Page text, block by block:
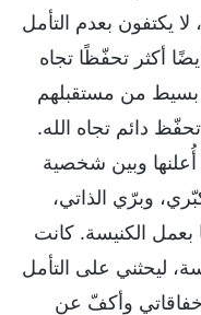
يكتفون بعدم التأمل
أكثر تحفّظًا تجاه
بسيط من مستقبلهم
دائم تجاه الله.
وبين شخصية
وبرّي الذاتي،
الكنيسة. كانت
ليحثني على التأمل
وأكفّ عن